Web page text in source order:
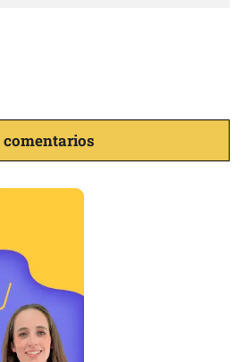
2 comentarios